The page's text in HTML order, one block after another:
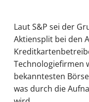
Laut S&P sei der
Aktiensplit bei den
Technologiefirmen
bekanntesten
was durch die